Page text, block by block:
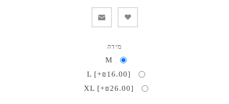
מידה
M
L [+₪16.00]
XL [+₪26.00]